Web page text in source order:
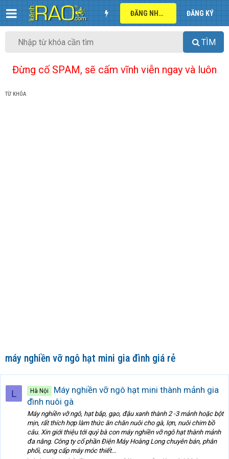
ĐĂNG NHẬP ĐĂNG KÝ
TÌM
Đừng cố SPAM, sẽ cấm vĩnh viễn ngay và luôn
TỪ KHÓA
máy nghiền vỡ ngô hạt mini gia đình giá rẻ
L Hà Nội
Máy nghiền vỡ ngô hạt mini thành mảnh gia
đình nuôi gà
Máy nghiền vỡ ngô, hạt bắp, gạo, đậu xanh thành 2 -3 mảnh hoặc bột
mịn, rất thích hợp làm thức ăn chăn nuôi cho gà, lợn, nuôi chim bồ
câu. Xin giới thiệu tới quý bà con máy nghiền vỡ ngô hạt thành mảnh
đa năng. Công ty cổ phần Điện Máy Hoàng Long chuyên bán, phân
phối, cung cấp máy móc thiết...